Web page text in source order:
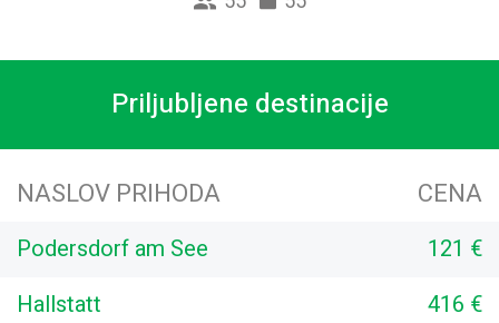
Priljubljene destinacije
NASLOV PRIHODA CENA
Podersdorf am See
121 €
Hallstatt
416 €